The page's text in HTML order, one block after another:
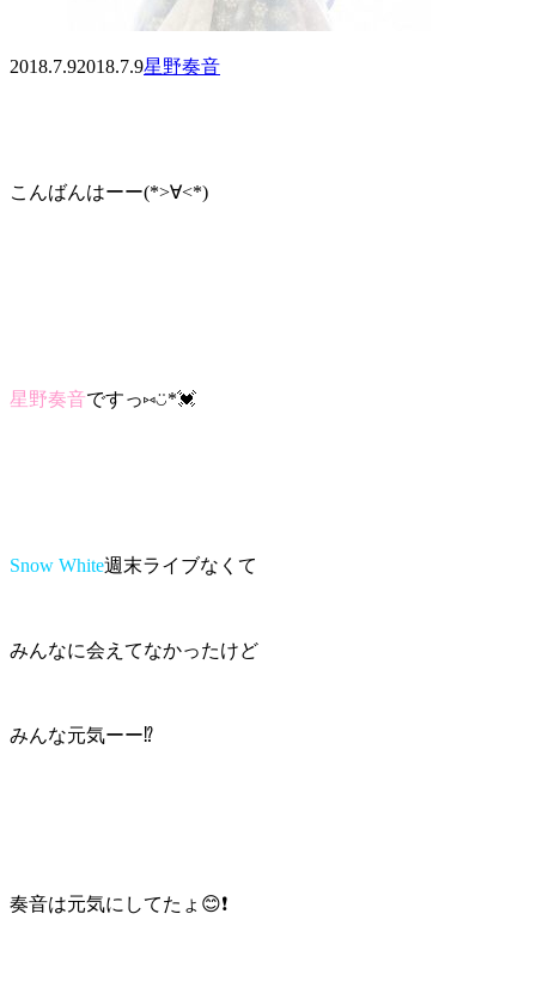
2018.7.92018.7.9星野奏音
こんばんはーー(*>∀<*)ゞ
星野奏音ですっ⑅◡̈*💓
Snow White週末ライブなくて
みんなに会えてなかったけど
みんな元気ーー⁉
奏音は元気にしてたょ😊❗